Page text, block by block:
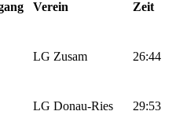
Verein Zeit
LG Zusam 26:44
LG Donau-Ries 29:53